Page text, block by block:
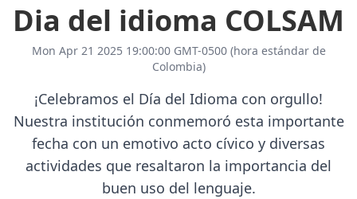
Dia del idioma COLSAM
Mon Apr 21 2025 19:00:00 GMT-0500 (hora estándar de
Colombia)
¡Celebramos el Día del Idioma con orgullo!
Nuestra institución conmemoró esta importante
fecha con un emotivo acto cívico y diversas
actividades que resaltaron la importancia del
buen uso del lenguaje.